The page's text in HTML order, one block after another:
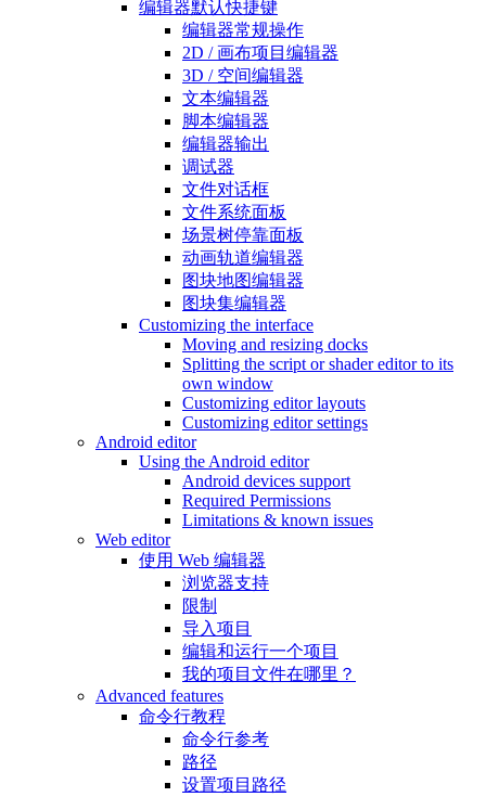
编辑器默认快捷键
编辑器常规操作
2D / 画布项目编辑器
3D / 空间编辑器
文本编辑器
脚本编辑器
编辑器输出
调试器
文件对话框
文件系统面板
场景树停靠面板
动画轨道编辑器
图块地图编辑器
图块集编辑器
Customizing the interface
Moving and resizing docks
Splitting the script or shader editor to its
own window
Customizing editor layouts
Customizing editor settings
Android editor
Using the Android editor
Android devices support
Required Permissions
Limitations & known issues
Web editor
使用 Web 编辑器
浏览器支持
限制
导入项目
编辑和运行一个项目
我的项目文件在哪里？
Advanced features
命令行教程
命令行参考
路径
设置项目路径